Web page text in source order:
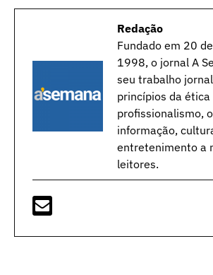
Redação
Fundado em 20
1998, o jornal A
seu trabalho
princípios da ética
profissionalismo,
informação,
entretenimento a
leitores.